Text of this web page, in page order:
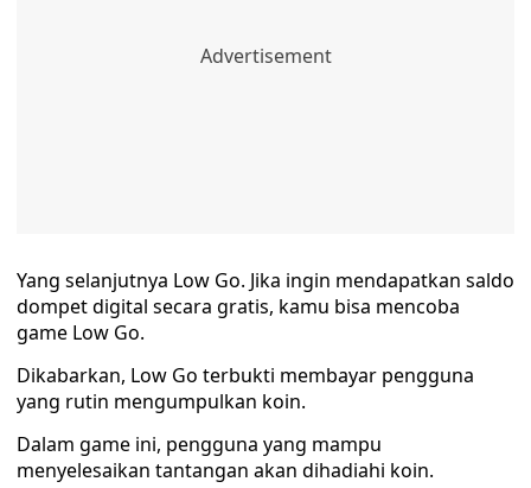
Yang selanjutnya Low Go. Jika ingin mendapatkan saldo
dompet digital secara gratis, kamu bisa mencoba
game Low Go.
Dikabarkan, Low Go terbukti membayar pengguna
yang rutin mengumpulkan koin.
Dalam game ini, pengguna yang mampu
menyelesaikan tantangan akan dihadiahi koin.